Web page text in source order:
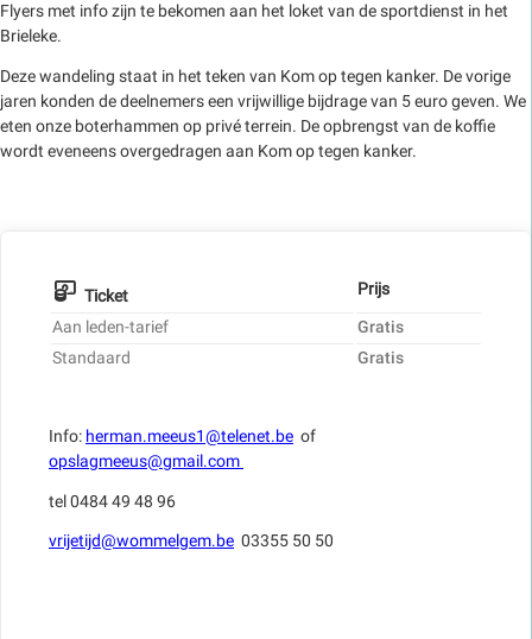
Flyers met info zijn te bekomen aan het loket van de sportdienst in het
Brieleke.
Deze wandeling staat in het teken van Kom op tegen kanker. De vorige
jaren konden de deelnemers een vrijwillige bijdrage van 5 euro geven. We
eten onze boterhammen op privé terrein. De opbrengst van de koffie
wordt eveneens overgedragen aan Kom op tegen kanker.
Ticket
Prijs
Aan leden-tarief
Gratis
Standaard
Gratis
Info: herman.meeus1@telenet.be of
opslagmeeus@gmail.com
tel 0484 49 48 96
vrijetijd@wommelgem.be 03355 50 50